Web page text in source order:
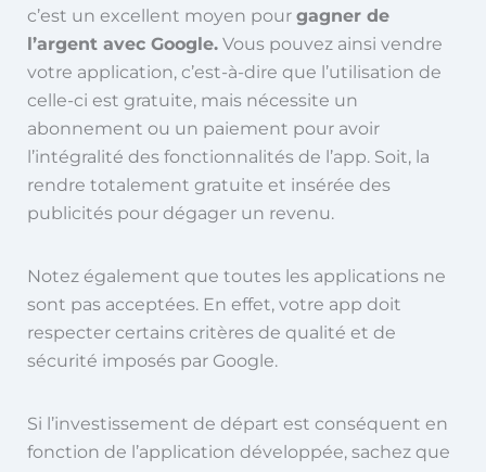
c’est un excellent moyen pour gagner de
l’argent avec Google.Vous pouvez ainsi vendre
votre application, c’est-à-dire que l’utilisation de
celle-ci est gratuite, mais nécessite un
abonnement ou un paiement pour avoir
l’intégralité des fonctionnalités de l’app. Soit, la
rendre totalement gratuite et insérée des
publicités pour dégager un revenu.
Notez également que toutes les applications ne
sont pas acceptées. En effet, votre app doit
respecter certains critères de qualité et de
sécurité imposés par Google.
Si l’investissement de départ est conséquent en
fonction de l’application développée, sachez que